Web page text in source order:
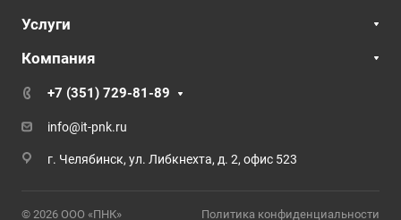
Услуги
Компания
+7 (351) 729-81-89
info@it-pnk.ru
г. Челябинск, ул. Либкнехта, д. 2, офис 523
© 2026 ООО «ПНК» Политика конфиденциальности